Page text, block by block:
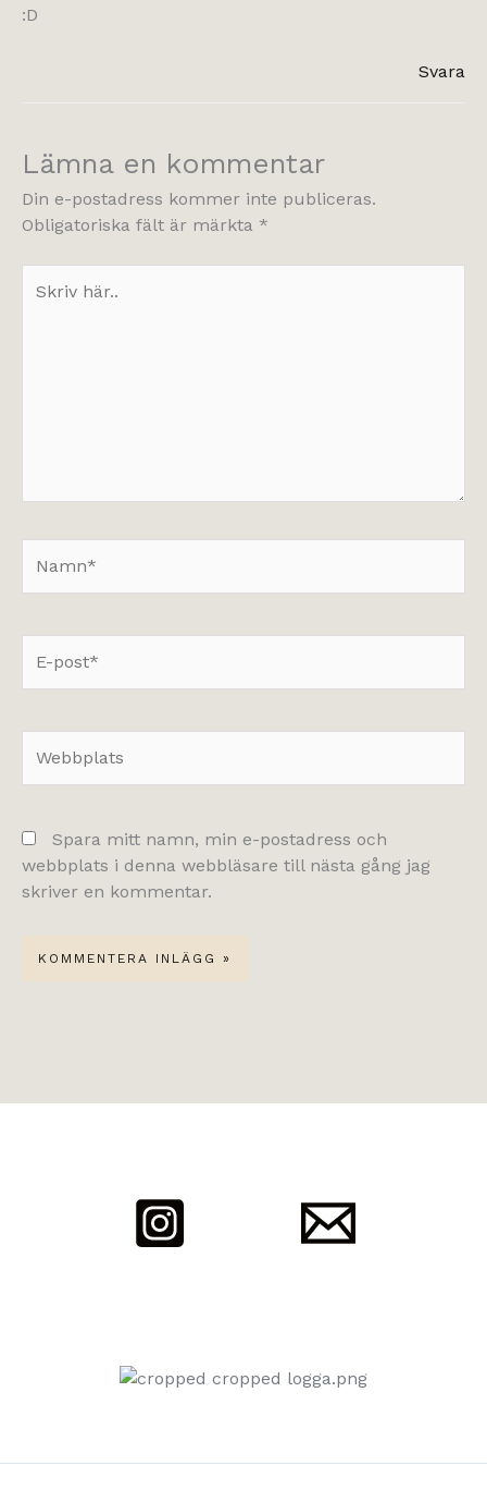
:D
Svara
Lämna en kommentar
Din e-postadress kommer inte publiceras.
Obligatoriska fält är märkta *
här..
post*
Spara mitt namn, min e-postadress och
webbplats i denna webbläsare till nästa gång jag
skriver en kommentar.